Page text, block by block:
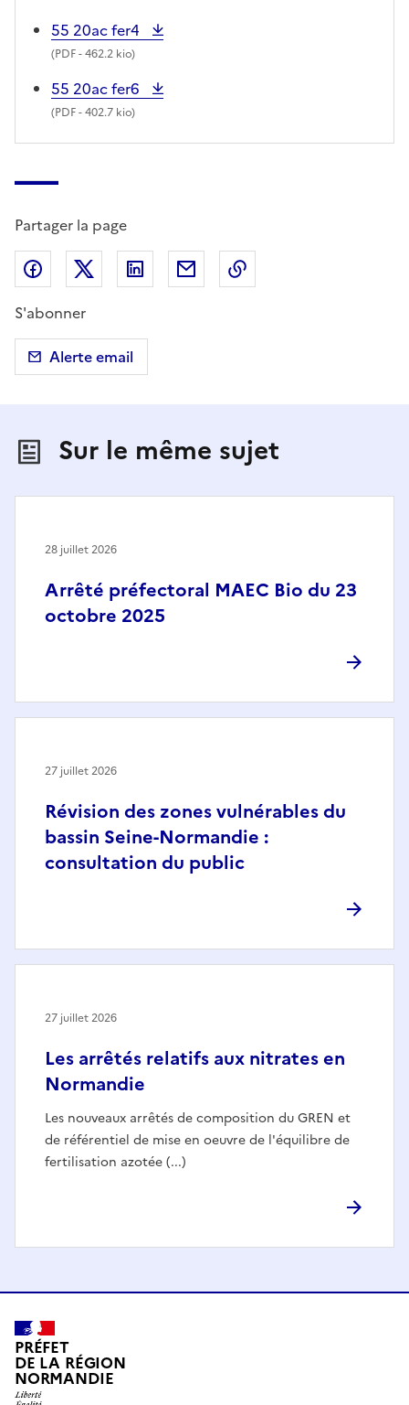
55 20ac fer4
(PDF- 462.2 kio)
55 20ac fer6
(PDF- 402.7 kio)
Partager la page
Partager sur Facebook
Partager sur X (anciennement Twitter)
Partager sur LinkedIn
Partager par email
S'abonner
Alerte email
Sur le même sujet
Arrêté préfectoral MAEC Bio du 23
octobre 2025
28 juillet 2026
Révision des zones vulnérables du
bassin Seine-Normandie :
consultation du public
27 juillet 2026
Les arrêtés relatifs aux nitrates en
Normandie
Les nouveaux arrêtés de composition du GREN et
de référentiel de mise en oeuvre de l'équilibre de
fertilisation azotée (...)
27 juillet 2026
PRÉFET
DE LA RÉGION
NORMANDIE